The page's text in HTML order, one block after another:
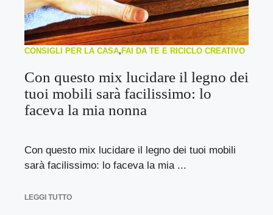
CONSIGLI PER LA CASA, FAI DA TE E RICICLO CREATIVO
Con questo mix lucidare il legno dei
tuoi mobili sarà facilissimo: lo
faceva la mia nonna
Con questo mix lucidare il legno dei tuoi mobili
sarà facilissimo: lo faceva la mia ...
LEGGI TUTTO